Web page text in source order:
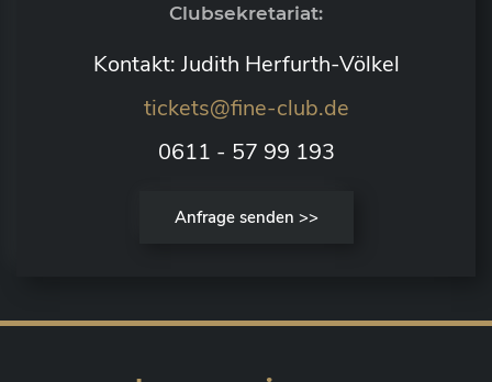
Clubsekretariat:
Kontakt: Judith Herfurth-Völkel
tickets@fine-club.de
0611 - 57 99 193
Anfrage senden >>